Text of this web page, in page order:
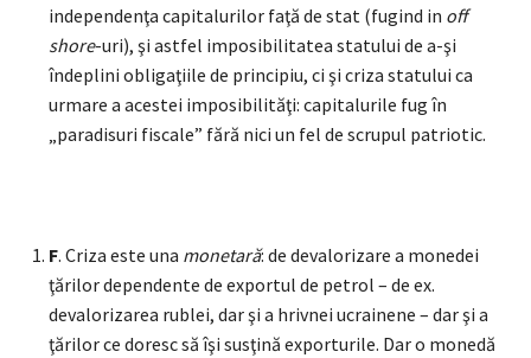
independenţa capitalurilor faţă de stat (fugind in off
shore-uri), şi astfel imposibilitatea statului de a-şi
îndeplini obligaţiile de principiu, ci şi criza statului ca
urmare a acestei imposibilităţi: capitalurile fug în
„paradisuri fiscale” fără nici un fel de scrupul patriotic.
F. Criza este una monetară: de devalorizare a monedei
ţărilor dependente de exportul de petrol – de ex.
devalorizarea rublei, dar şi a hrivnei ucrainene – dar şi a
ţărilor ce doresc să îşi susţină exporturile. Dar o monedă